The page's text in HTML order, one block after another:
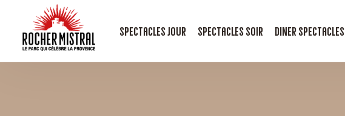
Spectacles jour Spectacles soir Dîner Spectacles